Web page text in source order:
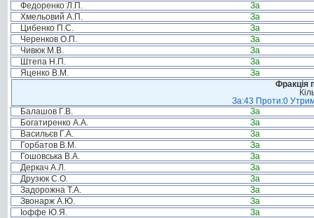
Федоренко Л.П.
За
Хмельовий А.П.
За
Цибенко П.С.
За
Черенков О.П.
За
Чивюк М.В.
За
Штепа Н.П.
За
Яценко В.М.
За
Фракція
За:43 Проти:0
Балашов Г.В.
За
Богатиренко А.А.
За
Васильєв Г.А.
За
Горбатов В.М.
За
Гошовська В.А.
За
Деркач А.Л.
За
Друзюк С.О.
За
Задорожна Т.А.
За
Звонарж А.Ю.
За
Іоффе Ю.Я.
За